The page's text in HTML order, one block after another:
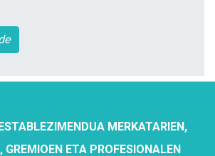
MERKATARIEN,
GREMIOEN ETA PROFESIONALEN